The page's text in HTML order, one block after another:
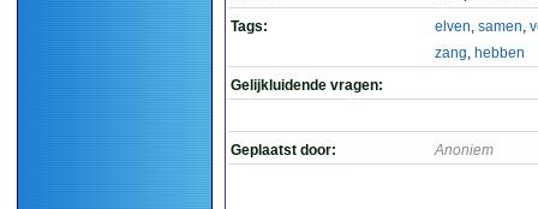
Tags:
elven, samen,
zang, hebben
Gelijkluidende vragen:
Geplaatst door: Anoniem